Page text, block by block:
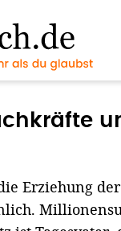
Erziehung